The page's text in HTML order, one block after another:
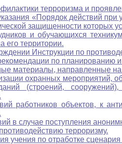
терроризма и
«Порядок действий при
защищенности
и обучающихся
его территории.
Инструкции по
по
материалы, направленные на
охранных мероприятий,
(строений,
работников объектов, к
в случае поступления
терроризму.
учения по отработке